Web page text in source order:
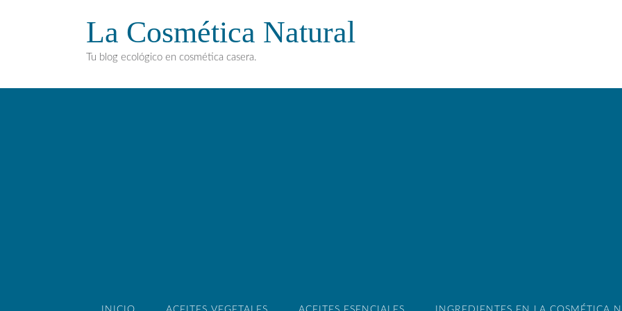
La Cosmética Natural
Tu blog ecológico en cosmética casera.